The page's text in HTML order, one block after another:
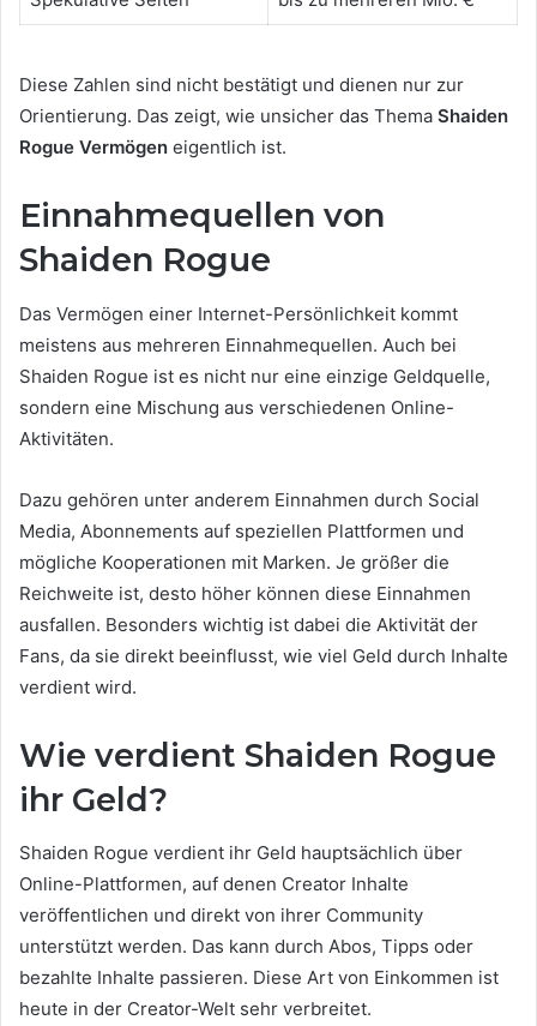
Diese Zahlen sind nicht bestätigt und dienen nur zur
Orientierung. Das zeigt, wie unsicher das Thema Shaiden
Rogue Vermögen eigentlich ist.
Einnahmequellen von
Shaiden Rogue
Das Vermögen einer Internet-Persönlichkeit kommt
meistens aus mehreren Einnahmequellen. Auch bei
Shaiden Rogue ist es nicht nur eine einzige Geldquelle,
sondern eine Mischung aus verschiedenen Online-
Aktivitäten.
Dazu gehören unter anderem Einnahmen durch Social
Media, Abonnements auf speziellen Plattformen und
mögliche Kooperationen mit Marken. Je größer die
Reichweite ist, desto höher können diese Einnahmen
ausfallen. Besonders wichtig ist dabei die Aktivität der
Fans, da sie direkt beeinflusst, wie viel Geld durch Inhalte
verdient wird.
Wie verdient Shaiden Rogue
ihr Geld?
Shaiden Rogue verdient ihr Geld hauptsächlich über
Online-Plattformen, auf denen Creator Inhalte
veröffentlichen und direkt von ihrer Community
unterstützt werden. Das kann durch Abos, Tipps oder
bezahlte Inhalte passieren. Diese Art von Einkommen ist
heute in der Creator-Welt sehr verbreitet.